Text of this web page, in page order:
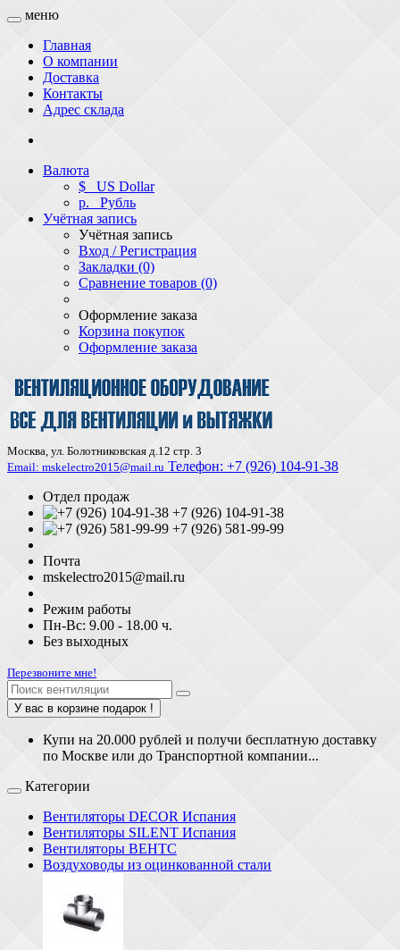
меню
Главная
О компании
Доставка
Контакты
Адрес склада
Валюта
$ US Dollar
р. Рубль
Учётная запись
Учётная запись
Вход / Регистрация
Закладки (0)
Сравнение товаров (0)
Оформление заказа
Корзина покупок
Оформление заказа
Москва, ул. Болотниковская д.12 стр. 3
Email: mskelectro2015@mail.ru Телефон: +7 (926) 104-91-З8
Отдел продаж
+7 (926) 104-91-38
+7 (926) 581-99-99
Почта
mskelectro2015@mail.ru
Режим работы
Пн-Вс: 9.00 - 18.00 ч.
Без выходных
Перезвоните мне!
У вас в корзине подарок !
Купи на 20.000 рублей и получи бесплатную доставку
по Москве или до Транспортной компании...
Категории
Вентиляторы DECOR Испания
Вентиляторы SILENT Испания
Вентиляторы ВЕНТС
Воздуховоды из оцинкованной стали